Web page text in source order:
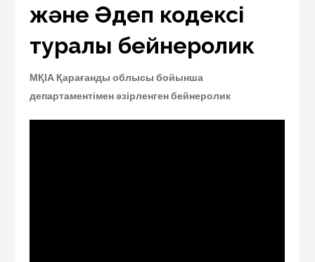
және Әдеп кодексі
туралы бейнеролик
МҚІА Қарағанды облысы бойынша
департаментімен әзірленген бейнеролик